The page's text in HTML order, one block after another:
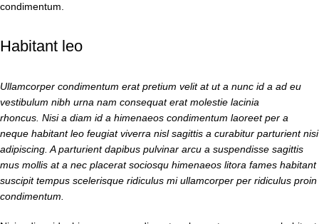
condimentum.
Habitant leo
Ullamcorper condimentum erat pretium velit at ut a nunc id a ad eu
vestibulum nibh urna nam consequat erat molestie lacinia
rhoncus. Nisi a diam id a himenaeos condimentum laoreet per a
neque habitant leo feugiat viverra nisl sagittis a curabitur parturient nisi
adipiscing. A parturient dapibus pulvinar arcu a suspendisse sagittis
mus mollis at a nec placerat sociosqu himenaeos litora fames habitant
suscipit tempus scelerisque ridiculus mi ullamcorper per ridiculus proin
condimentum.